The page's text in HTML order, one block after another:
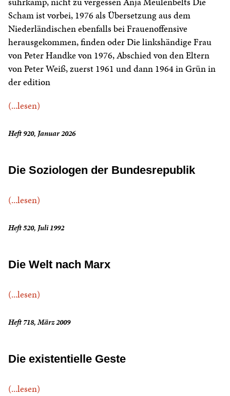
Scham ist vorbei, 1976 als Übersetzung aus dem
Niederländischen ebenfalls bei Frauenoffensive
herausgekommen, finden oder Die linkshändige Frau
von Peter Handke von 1976, Abschied von den Eltern
von Peter Weiß, zuerst 1961 und dann 1964 in Grün in
der edition
(...lesen)
Heft 920, Januar 2026
Die Soziologen der Bundesrepublik
(...lesen)
Heft 520, Juli 1992
Die Welt nach Marx
(...lesen)
Heft 718, März 2009
Die existentielle Geste
(...lesen)